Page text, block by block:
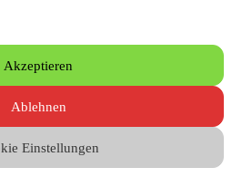
Akzeptieren
Ablehnen
Einstellungen
einen Kommentar zu erstellen.
by Heinz Wigger